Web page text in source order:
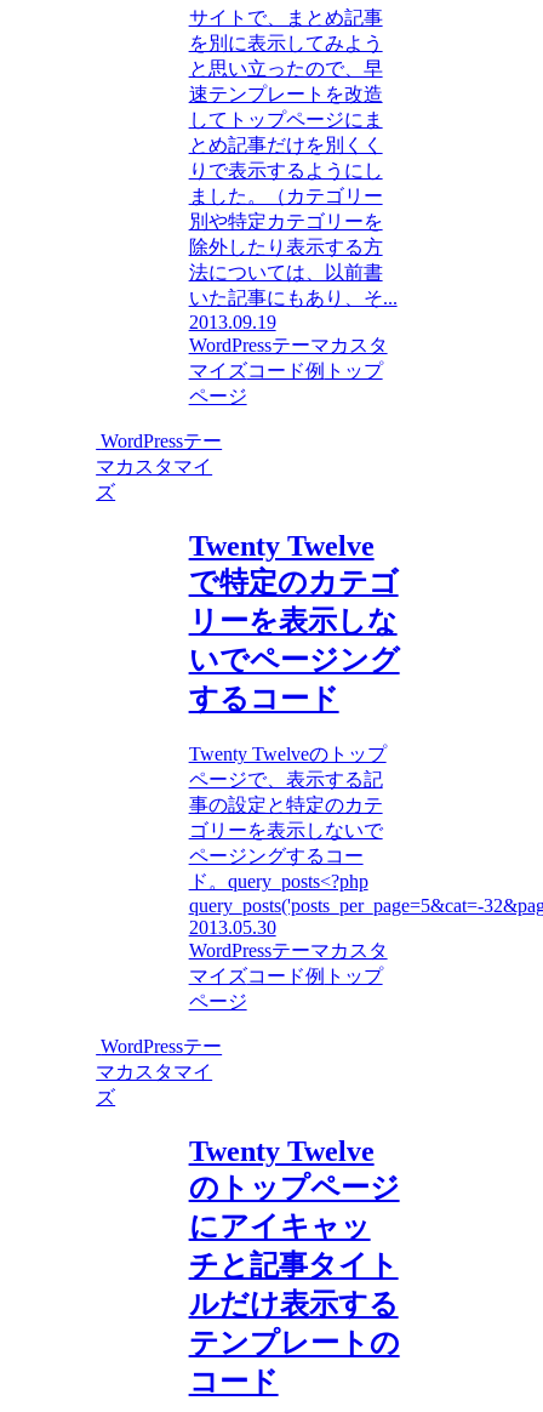
サイトで、まとめ記事
を別に表示してみよう
と思い立ったので、早
速テンプレートを改造
してトップページにま
とめ記事だけを別くく
りで表示するようにし
ました。（カテゴリー
別や特定カテゴリーを
除外したり表示する方
法については、以前書
いた記事にもあり、そ...
2013.09.19
WordPressテーマカスタ
マイズコード例 トップ
ページ
WordPressテー
マカスタマイ
ズ
Twenty Twelve
で特定のカテゴ
リーを表示しな
いでページング
するコード
Twenty Twelveのトップ
ページで、表示する記
事の設定と特定のカテ
ゴリーを表示しないで
ページングするコー
ド。query_posts<?php
query_posts('posts_per_page=5&cat=-
2013.05.30
WordPressテーマカスタ
マイズコード例 トップ
ページ
WordPressテー
マカスタマイ
ズ
Twenty Twelve
のトップページ
にアイキャッ
チと記事タイト
ルだけ表示する
テンプレートの
コード